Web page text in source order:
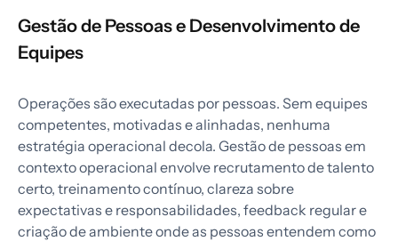
Gestão de Pessoas e Desenvolvimento de
Equipes
Operações são executadas por pessoas. Sem equipes
competentes, motivadas e alinhadas, nenhuma
estratégia operacional decola. Gestão de pessoas em
contexto operacional envolve recrutamento de talento
certo, treinamento contínuo, clareza sobre
expectativas e responsabilidades, feedback regular e
criação de ambiente onde as pessoas entendem como